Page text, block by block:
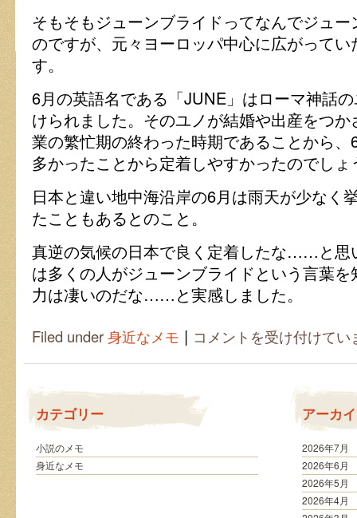
そもそもジューンブライドってなんでジュ
のですが、元々ヨーロッパ中心に広がって
す。
6月の英語名である「JUNE」はローマ神話
けられました。そのユノが結婚や出産をつ
業の繁忙期の終わった時期であることから
多かったことから定着しやすかったのでしょ
日本と違い地中海沿岸の6月は雨天が少なく
たこともあるとのこと。
真逆の気候の日本で良く定着したな……と思
は多くの人がジューンブライドという言葉
力は凄いのだな……と実感しました。
Filed under身近なメモ |
幸
せ
が
で
月
は
コメントを受け付けてい
カテゴリー
小説のメモ
身近なメモ
アーカ
2026年7月
2026年6月
2026年5月
2026年4月